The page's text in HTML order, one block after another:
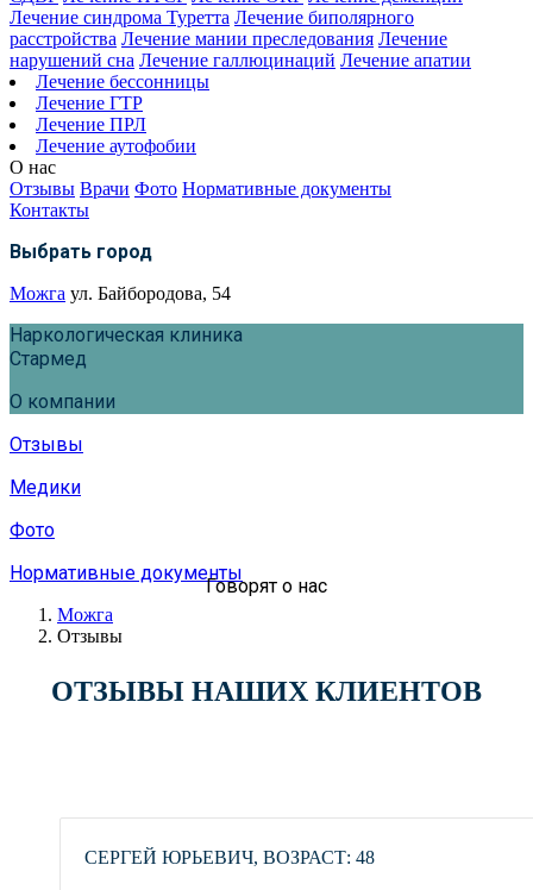
Лечение синдрома Туретта Лечение биполярного
расстройства Лечение мании преследования Лечение
нарушений сна Лечение галлюцинаций Лечение апатии
Лечение бессонницы
Лечение ГТР
Лечение ПРЛ
Лечение аутофобии
О нас
Отзывы Врачи Фото Нормативные документы
Контакты
Выбрать город
Можга ул. Байбородова, 54
Наркологическая клиника
Стармед
О компании
Отзывы
Медики
Фото
Нормативные документы
Можга
Отзывы
Говорят о нас
ОТЗЫВЫ НАШИХ КЛИЕНТОВ
СЕРГЕЙ ЮРЬЕВИЧ, ВОЗРАСТ: 48